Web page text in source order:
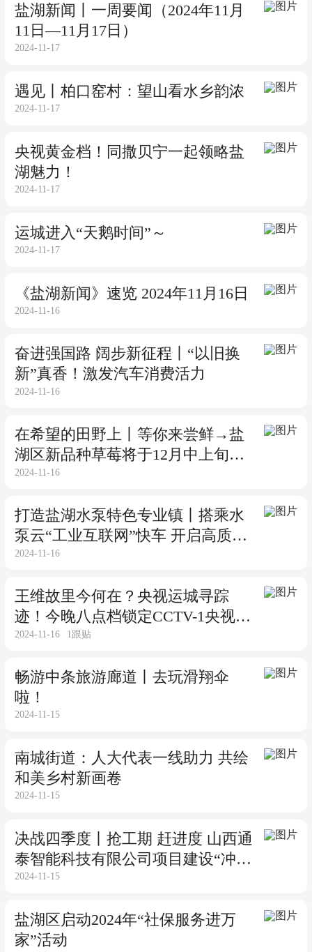
盐湖新闻丨一周要闻（2024年11月
11日—11月17日）
2024-11-17
遇见丨柏口窑村：望山看水乡韵浓
2024-11-17
央视黄金档！同撒贝宁一起领略盐
湖魅力！
2024-11-17
运城进入“天鹅时间”～
2024-11-17
《盐湖新闻》速览 2024年11月16日
2024-11-16
奋进强国路 阔步新征程丨“以旧换
新”真香！激发汽车消费活力
2024-11-16
在希望的田野上丨等你来尝鲜→盐
湖区新品种草莓将于12月中上旬成
熟上市
2024-11-16
打造盐湖水泵特色专业镇丨搭乘水
泵云“工业互联网”快车 开启高质量
发展新篇章
2024-11-16
王维故里今何在？央视运城寻踪
迹！今晚八点档锁定CCTV-1央视综
合频道！
2024-11-16 1跟贴
畅游中条旅游廊道丨去玩滑翔伞
啦！
2024-11-15
南城街道：人大代表一线助力 共绘
和美乡村新画卷
2024-11-15
决战四季度丨抢工期 赶进度 山西通
泰智能科技有限公司项目建设“冲刺
跑”
2024-11-15
盐湖区启动2024年“社保服务进万
家”活动